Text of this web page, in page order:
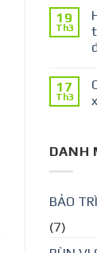
19
Th3
17
Th3
DANH
BẢO
(7)